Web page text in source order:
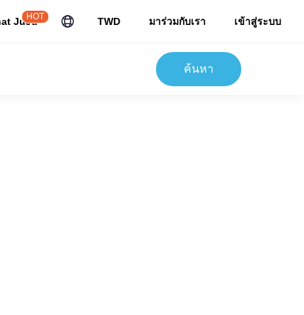
JuJu
HOT TWD มาร่วมกับเรา เข้าสู่ระบบ
ค้นหา